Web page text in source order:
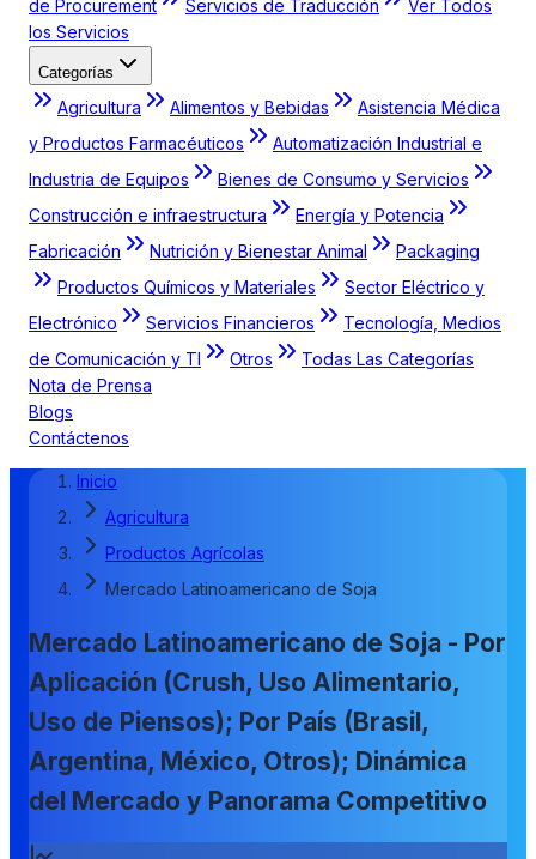
de Procurement
Servicios de Traducción
Ver Todos
los Servicios
Categorías
Agricultura Alimentos y Bebidas
Asistencia Médica
y Productos Farmacéuticos
Automatización Industrial e
Industria de Equipos
Bienes de Consumo y Servicios
Construcción e infraestructura
Energía y Potencia
Fabricación
Nutrición y Bienestar Animal
Packaging
Productos Químicos y Materiales
Sector Eléctrico y
Electrónico
Servicios Financieros
Tecnología, Medios
de Comunicación y TI
Otros
Todas Las Categorías
Nota de Prensa
Blogs
Contáctenos
Inicio
Agricultura
Productos Agrícolas
Mercado Latinoamericano de Soja
Mercado Latinoamericano de Soja - Por
Aplicación (Crush, Uso Alimentario,
Uso de Piensos); Por País (Brasil,
Argentina, México, Otros); Dinámica
del Mercado y Panorama Competitivo